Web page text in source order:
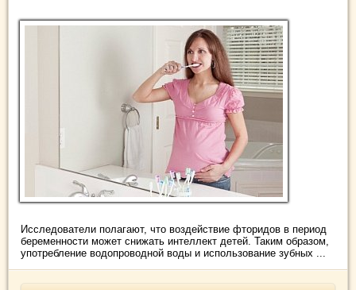
Исследователи полагают, что воздействие фторидов в период
беременности может снижать интеллект детей. Таким образом,
употребление водопроводной воды и использование зубных ...